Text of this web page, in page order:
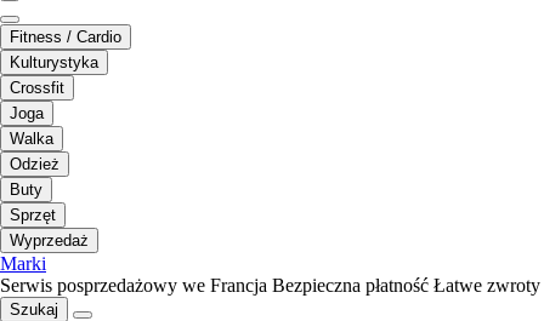
Fitness / Cardio
Kulturystyka
Crossfit
Joga
Walka
Odzież
Buty
Sprzęt
Wyprzedaż
Marki
Serwis posprzedażowy we Francja Bezpieczna płatność Łatwe zwroty
Szukaj